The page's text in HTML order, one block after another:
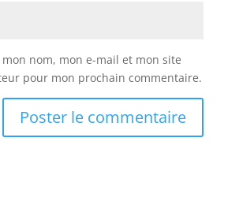
nom, mon e-mail et mon site
pour mon prochain commentaire.